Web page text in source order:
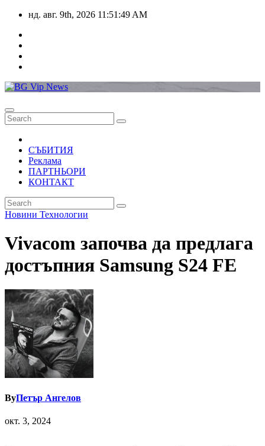
Skip
content
нд. авг. 9th, 2026 11:51:49 AM
СЪБИТИЯ
Реклама
ПАРТНЬОРИ
КОНТАКТ
Новини Технологии
Vivacom започва да предлага
достъпния Samsung S24 FE
ByПетър Ангелов
окт. 3, 2024